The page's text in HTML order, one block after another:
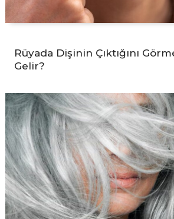
Rüyada Dişinin Çıktığını
Gelir?